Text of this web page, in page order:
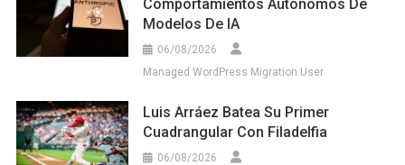
Comportamientos Autónomos De
Modelos De IA
06/08/2026
Managed WordPress Migration User
Luis Arráez Batea Su Primer
Cuadrangular Con Filadelfia
06/08/2026